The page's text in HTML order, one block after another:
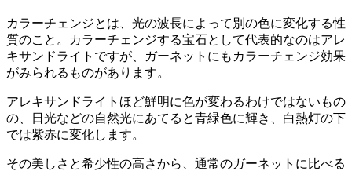
カラーチェンジとは、光の波長によって別の色に変化する性
質のこと。カラーチェンジする宝石として代表的なのはアレ
キサンドライトですが、ガーネットにもカラーチェンジ効果
がみられるものがあります。
アレキサンドライトほど鮮明に色が変わるわけではないもの
の、日光などの自然光にあてると青緑色に輝き、白熱灯の下
では紫赤に変化します。
その美しさと希少性の高さから、通常のガーネットに比べる